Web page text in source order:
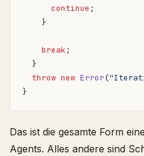
continue ;
}
break ;
}
throw new Error(
}
Das ist die gesamte Form
Agents. Alles andere sind